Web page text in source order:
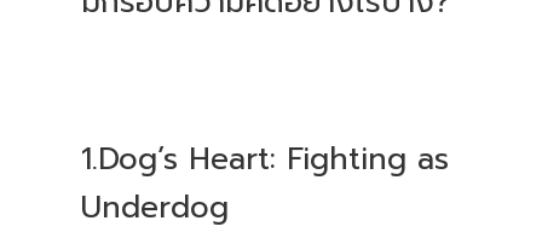
1.Dog’s Heart: Fighting as
Underdog